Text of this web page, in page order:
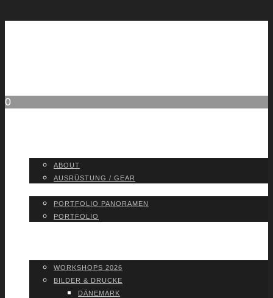
0
ABOUT
AUS­RÜS­TUNG / GEAR
PORT­FO­LIO PAN­ORA­MEN
PORT­FO­LIO
WORK­SHOPS 2026
BIL­DER & DRU­CKE
DÄNE­MARK